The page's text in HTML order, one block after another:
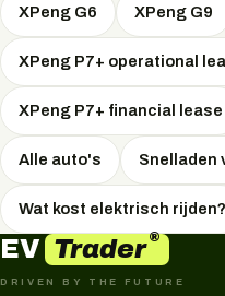
vormen met fiscale
is, hangt af van uw
onafhankelijk en
XPeng G6 XPeng G9
XPeng P7+ operational
XPeng P7+ financial lease
Alle auto's Snelladen
Wat kost elektrisch rijden?
EV Trader®
DRIVEN BY THE FUTURE